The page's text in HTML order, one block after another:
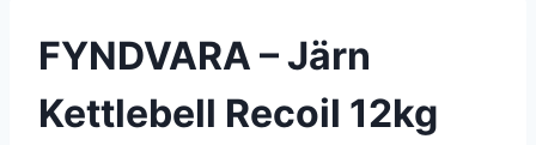
FYNDVARA – Järn
Kettlebell Recoil 12kg